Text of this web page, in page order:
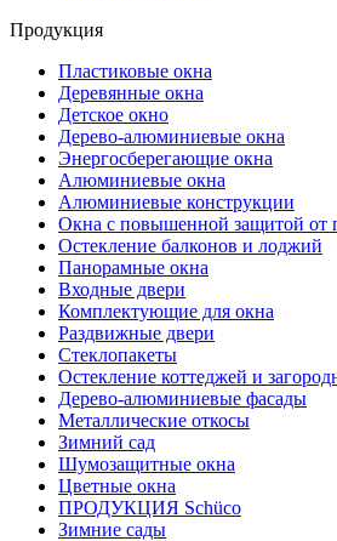
Продукция
Пластиковые окна
Деревянные окна
Детское окно
Дерево-алюминиевые окна
Энергосберегающие окна
Алюминиевые окна
Алюминиевые конструкции
Окна с повышенной защитой от
Остекление балконов и лоджий
Панорамные окна
Входные двери
Комплектующие для окна
Раздвижные двери
Стеклопакеты
Остекление коттеджей и
Дерево-алюминиевые фасады
Металлические откосы
Зимний сад
Шумозащитные окна
Цветные окна
ПРОДУКЦИЯ Schüco
Зимние сады